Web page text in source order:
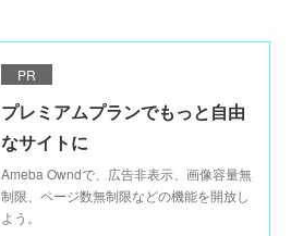
PR
プレミアムプランでもっと自由
なサイトに
Ameba Owndで、広告非表示、画像容量無
制限、ページ数無制限などの機能を開放し
よう。